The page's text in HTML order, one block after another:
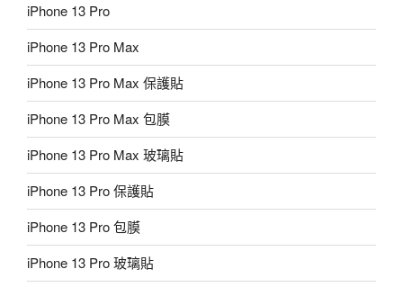
iPhone 13 Pro
iPhone 13 Pro Max
iPhone 13 Pro Max 保護貼
iPhone 13 Pro Max 包膜
iPhone 13 Pro Max 玻璃貼
iPhone 13 Pro 保護貼
iPhone 13 Pro 包膜
iPhone 13 Pro 玻璃貼